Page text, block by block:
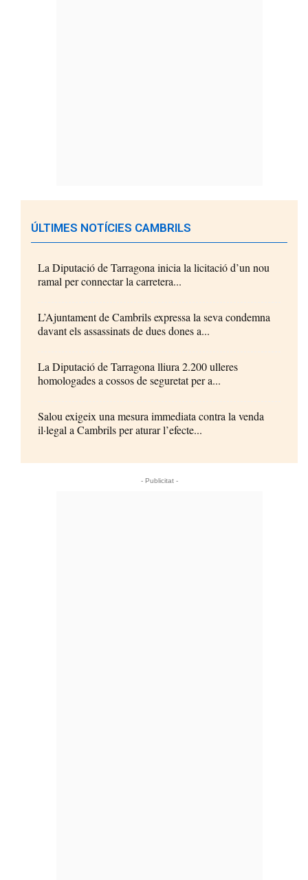
ÚLTIMES NOTÍCIES CAMBRILS
La Diputació de Tarragona inicia la licitació d’un nou
ramal per connectar la carretera...
L’Ajuntament de Cambrils expressa la seva condemna
davant els assassinats de dues dones a...
La Diputació de Tarragona lliura 2.200 ulleres
homologades a cossos de seguretat per a...
Salou exigeix una mesura immediata contra la venda
il·legal a Cambrils per aturar l’efecte...
- Publicitat -